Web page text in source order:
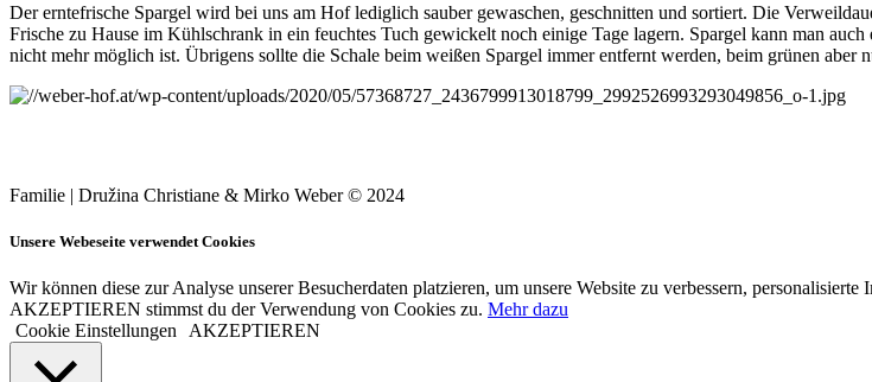
Der erntefrische Spargel wird bei uns am Hof lediglich sauber gewaschen, geschnitten und sortiert. Die
Frische zu Hause im Kühlschrank in ein feuchtes Tuch gewickelt noch einige Tage lagern. Spargel kann man
nicht mehr möglich ist. Übrigens sollte die Schale beim weißen Spargel immer entfernt werden, beim grünen aber
Familie | Družina Christiane & Mirko Weber © 2024
Unsere Webeseite verwendet Cookies
Wir können diese zur Analyse unserer Besucherdaten platzieren, um unsere Website zu verbessern,
AKZEPTIEREN stimmst du der Verwendung von Cookies zu. Mehr dazu
Cookie Einstellungen
AKZEPTIEREN